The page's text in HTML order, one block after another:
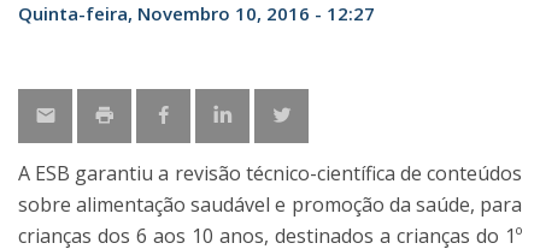
Quinta-feira, Novembro 10, 2016 - 12:27
A ESB garantiu a revisão técnico-científica de conteúdos
sobre alimentação saudável e promoção da saúde, para
crianças dos 6 aos 10 anos, destinados a crianças do 1º